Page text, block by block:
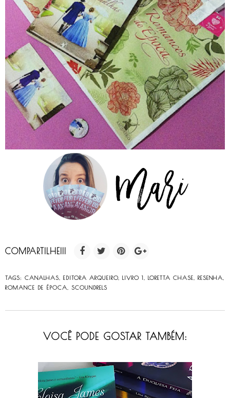
COMPARTILHE!!!
TAGS: CANALHAS EDITORA ARQUEIRO LIVRO 1 LORETTA CHASE RESENHA
ROMANCE DE ÉPOCA
SCOUNDRELS
VOCÊ PODE GOSTAR TAMBÉM: